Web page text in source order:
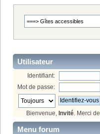
Utilisateur
Identifiant:
Mot de passe:
Bienvenue, Invité. Merci de
Menu forum